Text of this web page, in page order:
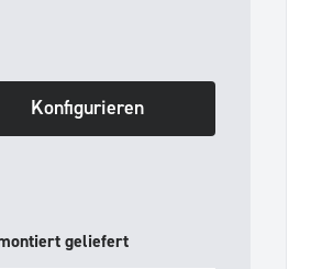
Konfigurieren
geliefert